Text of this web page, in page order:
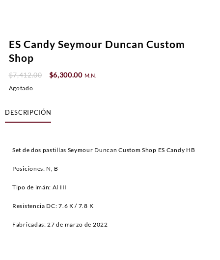
ES Candy Seymour Duncan Custom
Shop
$7,412.00
Original
$6,300.00Current
M.N.
Agotado
DESCRIPCIÓN
Set de dos pastillas Seymour Duncan Custom Shop ES Candy HB
Posiciones: N, B
Tipo de imán: Al III
Resistencia DC: 7.6 K / 7.8 K
Fabricadas: 27 de marzo de 2022